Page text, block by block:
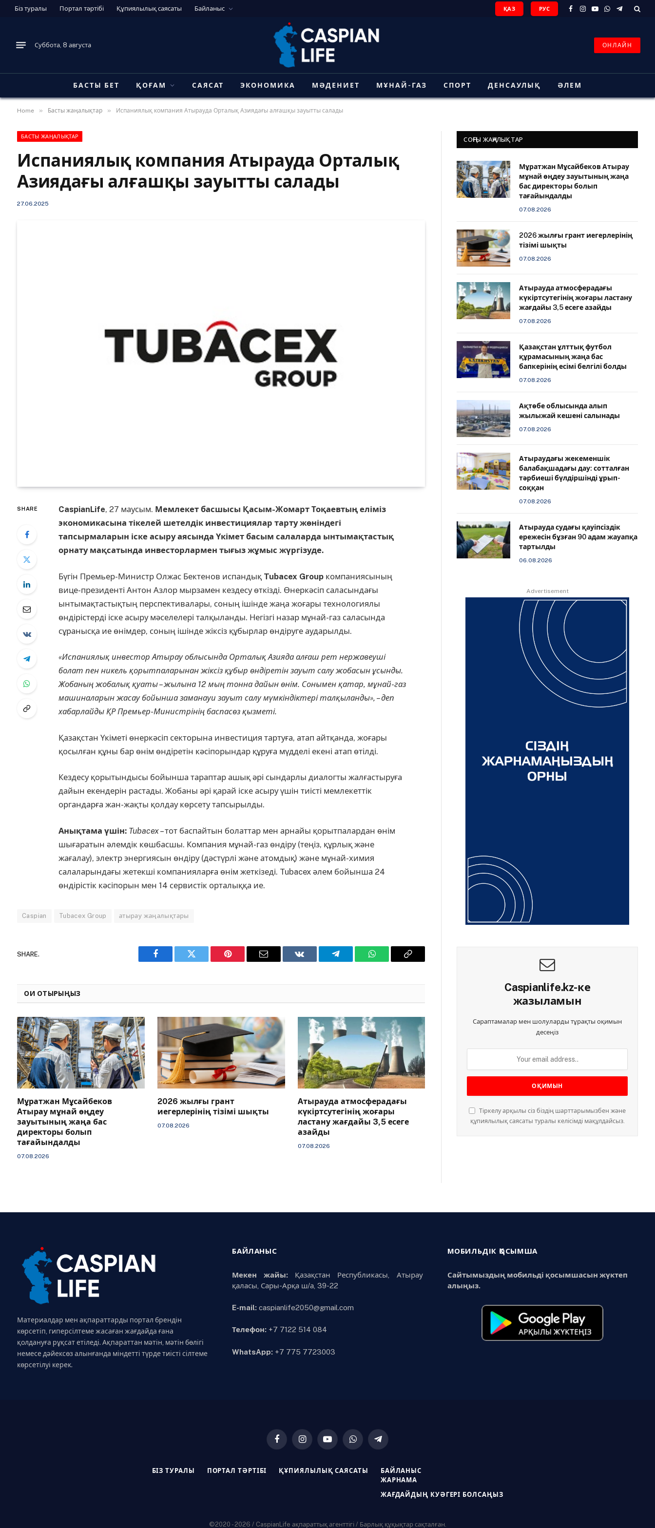
Біз туралы Портал тәртібі Құпиялылық саясаты Байланыс ҚАЗ РУС
Facebook
Instagram
YouTube
WhatsApp
Telegram
Суббота, 8 августа ОНЛАЙН
БАСТЫ БЕТ ҚОҒАМ САЯСАТ ЭКОНОМИКА МӘДЕНИЕТ МҰНАЙ-ГАЗ СПОРТ ДЕНСАУЛЫҚ ӘЛЕМ
Home » Басты жаңалықтар » Испаниялық компания Атырауда Орталық Азиядағы алғашқы зауытты салады
БАСТЫ ЖАҢАЛЫҚТАР
Испаниялық компания Атырауда Орталық
Азиядағы алғашқы зауытты салады
27.06.2025
SHARE CaspianLife, 27 маусым. Мемлекет басшысы Қасым-Жомарт Тоқаевтың еліміз
экономикасына тікелей шетелдік инвестициялар тарту жөніндегі
тапсырмаларын іске асыру аясында Үкімет басым салаларда ынтымақтастық
орнату мақсатында инвесторлармен тығыз жұмыс жүргізуде.
Бүгін Премьер-Министр Олжас Бектенов испандық Tubacex Groupкомпаниясының
вице-президенті Антон Азлор мырзамен кездесу өткізді. Өнеркәсіп саласындағы
ынтымақтастықтың перспективалары, соның ішінде жаңа жоғары технологиялы
өндірістерді іске асыру мәселелері талқыланды. Негізгі назар мұнай-газ саласында
сұранысқа ие өнімдер, соның ішінде жіксіз құбырлар өндіруге аударылды.
«Испаниялық инвестор Атырау облысында Орталық Азияда алғаш рет нержавеуші
болат пен никель қорытпаларынан жіксіз құбыр өндіретін зауыт салу жобасын ұсынды.
Жобаның жобалық қуаты – жылына 12 мың тонна дайын өнім. Сонымен қатар, мұнай-газ
машиналарын жасау бойынша заманауи зауыт салу мүмкіндіктері талқыланды», – деп
хабарлайды ҚР Премьер-Министрінің баспасөз қызметі.
Қазақстан Үкіметі өнеркәсіп секторына инвестиция тартуға, атап айтқанда, жоғары
қосылған құны бар өнім өндіретін кәсіпорындар құруға мүдделі екені атап өтілді.
Кездесу қорытындысы бойынша тараптар ашық әрі сындарлы диалогты жалғастыруға
дайын екендерін растады. Жобаны әрі қарай іске асыру үшін тиісті мемлекеттік
органдарға жан-жақты қолдау көрсету тапсырылды.
Анықтама үшін: Tubacex– тот баспайтын болаттар мен арнайы қорытпалардан өнім
шығаратын әлемдік көшбасшы. Компания мұнай-газ өндіру (теңіз, құрлық және
жағалау), электр энергиясын өндіру (дәстүрлі және атомдық) және мұнай-химия
салаларындағы жетекші компанияларға өнім жеткізеді. Tubacex әлем бойынша 24
өндірістік кәсіпорын мен 14 сервистік орталыққа ие.
Caspian Tubacex Group атырау жаңалықтары
SHARE.
Facebook Twitter Pinterest Email VKontakteTelegram WhatsAppCopy
ОҚИ ОТЫРЫҢЫЗ
Мұратжан Мұсайбеков
Атырау мұнай өңдеу
зауытының жаңа бас
директоры болып
тағайындалды
07.08.2026
2026 жылғы грант
иегерлерінің тізімі шықты
07.08.2026
Атырауда атмосферадағы
күкіртсутегінің жоғары
ластану жағдайы 3,5 есеге
азайды
07.08.2026
СОҢҒЫ ЖАҢАЛЫҚТАР
Мұратжан Мұсайбеков Атырау
мұнай өңдеу зауытының жаңа
бас директоры болып
тағайындалды
07.08.2026
2026 жылғы грант иегерлерінің
тізімі шықты
07.08.2026
Атырауда атмосферадағы
күкіртсутегінің жоғары ластану
жағдайы 3,5 есеге азайды
07.08.2026
Қазақстан ұлттық футбол
құрамасының жаңа бас
бапкерінің есімі белгілі болды
07.08.2026
Ақтөбе облысында алып
жылыжай кешені салынады
07.08.2026
Атыраудағы жекеменшік
балабақшадағы дау: сотталған
тәрбиеші бүлдіршінді ұрып-
соққан
07.08.2026
Атырауда судағы қауіпсіздік
ережесін бұзған 90 адам жауапқа
тартылды
06.08.2026
Advertisement
Caspianlife.kz-ке
жазыламын
Сараптамалар мен шолуларды тұрақты оқимын
десеңіз
Тіркелу арқылы сіз біздің шарттарымызбен және
құпиялылық саясаты туралы келісімді мақұлдайсыз.
Материалдар мен ақпараттарды портал брендін
көрсетіп, гиперсілтеме жасаған жағдайда ғана
қолдануға рұқсат етіледі. Ақпараттан мәтін, мәтін бөлігі
немесе дәйексөз алынғанда міндетті түрде тиісті сілтеме
көрсетілуі керек.
БАЙЛАНЫС
Мекен жайы:Қазақстан Республикасы, Атырау
қаласы, Сары-Арқа ш/а, 39-22
E-mail: caspianlife2050@gmail.com
Телефон: +7 7122 514 084
WhatsApp: +7 775 7723003
МОБИЛЬДІК ҚОСЫМША
Сайтымыздың мобильді қосымшасын жүктеп
алыңыз.
FacebookInstagramYouTubeWhatsAppTelegram
БІЗ ТУРАЛЫ ПОРТАЛ ТӘРТІБІ ҚҰПИЯЛЫЛЫҚ САЯСАТЫ
БАЙЛАНЫС
ЖАРНАМА
ЖАҒДАЙДЫҢ КУӘГЕРІ БОЛСАҢЫЗ
©2020 - 2026 / CaspianLife ақпараттық агенттігі / Барлық құқықтар сақталған.